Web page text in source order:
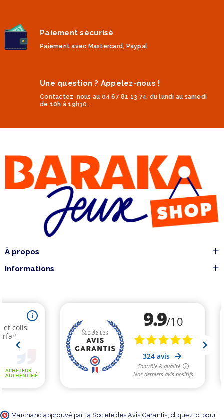
Paiement sécurisé
Paiement avec Mastercard, Paypal
Une question ? Appelez-nous !
Contactez-nous au 04 67 81 13 74, du lundi au samedi
de 10h à 19h30.
À propos
Informations
Marchand approuvé par la Société des Avis Garantis, cliquez ici pour